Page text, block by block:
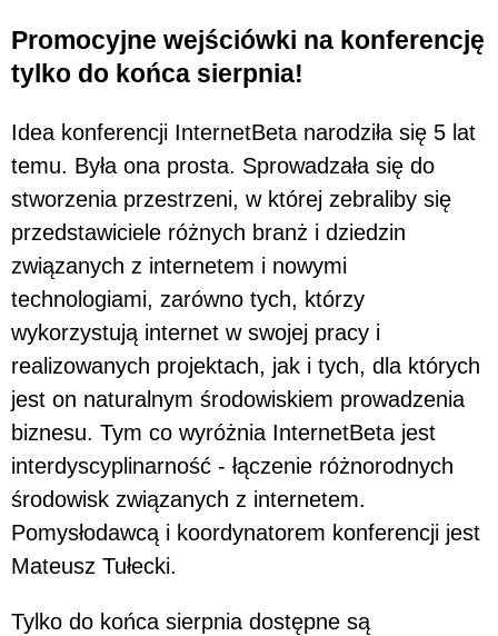
Promocyjne wejściówki na konferencję
tylko do końca sierpnia!
Idea konferencji InternetBeta narodziła się 5 lat
temu. Była ona prosta. Sprowadzała się do
stworzenia przestrzeni, w której zebraliby się
przedstawiciele różnych branż i dziedzin
związanych z internetem i nowymi
technologiami, zarówno tych, którzy
wykorzystują internet w swojej pracy i
realizowanych projektach, jak i tych, dla których
jest on naturalnym środowiskiem prowadzenia
biznesu. Tym co wyróżnia InternetBeta jest
interdyscyplinarność - łączenie różnorodnych
środowisk związanych z internetem.
Pomysłodawcą i koordynatorem konferencji jest
Mateusz Tułecki.
Tylko do końca sierpnia dostępne są